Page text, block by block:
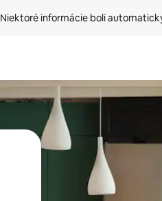
Niektoré informácie boli